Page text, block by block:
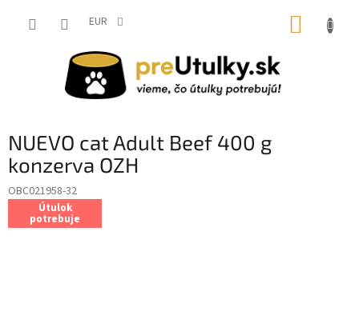
EUR
NUEVO cat Adult Beef 400 g
konzerva OZH
OBC021958-32
Útulok
potrebuje